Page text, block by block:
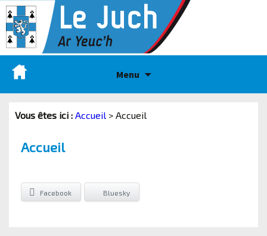
Menu
Vous êtes ici : Accueil > Accueil
Accueil
Facebook Bluesky